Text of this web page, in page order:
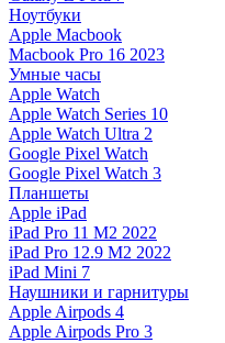
Ноутбуки
Apple Macbook
Macbook Pro 16 2023
Умные часы
Apple Watch
Apple Watch Series 10
Apple Watch Ultra 2
Google Pixel Watch
Google Pixel Watch 3
Планшеты
Apple iPad
iPad Pro 11 M2 2022
iPad Pro 12.9 M2 2022
iPad Mini 7
Наушники и гарнитуры
Apple Airpods 4
Apple Airpods Pro 3